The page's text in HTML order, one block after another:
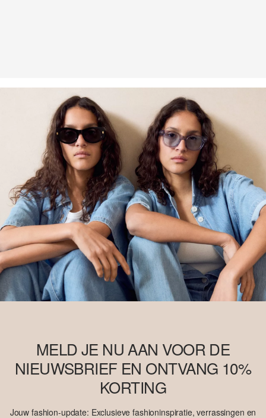
MELD JE NU AAN VOOR DE
NIEUWSBRIEF EN ONTVANG 10%
KORTING
Jouw fashion-update: Exclusieve fashioninspiratie, verrassingen en